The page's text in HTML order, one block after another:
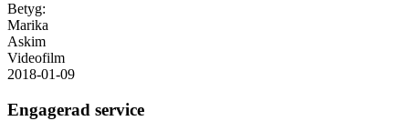
Betyg:
Marika
Askim
Videofilm
2018-01-09
Engagerad service